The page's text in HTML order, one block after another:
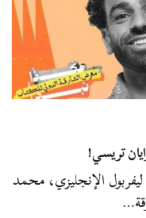
تريسي!
الإنجليزي، محمد